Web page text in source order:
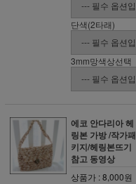
단색(2타래)
3mm망색상선택
에코 안다리아 헤
링본 가방 /작가패
키지/헤링본뜨기
참고 동영상
상품가 : 8,000원